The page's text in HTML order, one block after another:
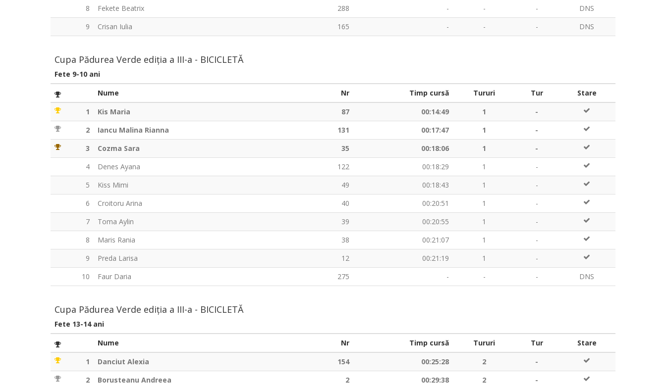
8
Fekete Beatrix 288 - - -
DNS
9
Crisan Iulia 165 - - - DNS
Cupa Pădurea Verde ediția a III-a - BICICLETĂ
Fete 9-10 ani
Nume
Nr Timp cursă Tururi Tur
Stare
1
Kis Maria 87 00:14:49 1
-
2
Iancu Malina Rianna 131 00:17:47 1
-
3
Cozma Sara 35 00:18:06 1
-
4
Denes Ayana 122 00:18:29 1
-
5
Kiss Mimi 49 00:18:43 1
-
6
Croitoru Arina 40 00:20:51 1
-
7
Toma Aylin 39 00:20:55 1
-
8
Maris Rania 38 00:21:07 1
-
9
Preda Larisa 12 00:21:19 1
-
10
Faur Daria 275 - - - DNS
Cupa Pădurea Verde ediția a III-a - BICICLETĂ
Fete 13-14 ani
Nume
Nr Timp cursă Tururi Tur
Stare
1
Danciut Alexia 154 00:25:28 2
-
2
Borusteanu Andreea 2 00:29:38 2 -